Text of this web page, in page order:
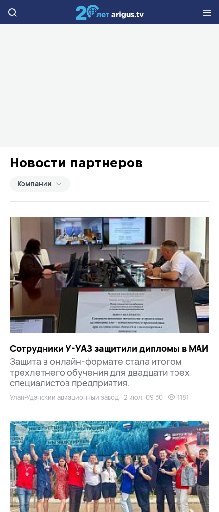
Новости партнеров
Компании
Сотрудники У-УАЗ защитили дипломы в МАИ
Защита в онлайн-формате стала итогом
трехлетнего обучения для двадцати трех
специалистов предприятия.
Улан-Удэнский авиационный завод 2 июл, 09:30 1181